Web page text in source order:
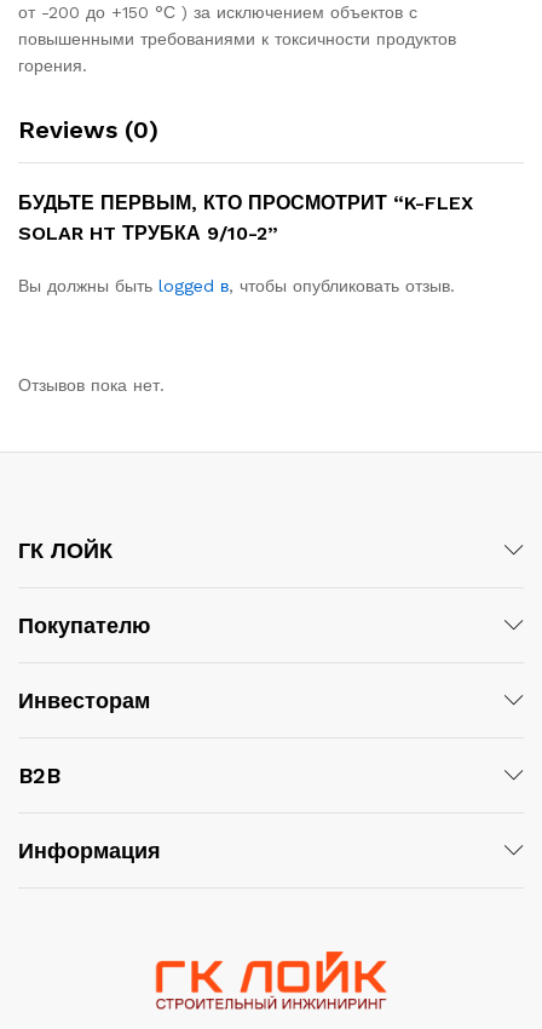
от -200 до +150 °С ) за исключением объектов с
повышенными требованиями к токсичности продуктов
горения.
Reviews (0)
БУДЬТЕ ПЕРВЫМ, КТО ПРОСМОТРИТ “K-FLEX
SOLAR HT ТРУБКА 9/10-2”
Вы должны быть logged в, чтобы опубликовать отзыв.
Отзывов пока нет.
ГК ЛОЙК
Покупателю
Инвесторам
B2B
Информация